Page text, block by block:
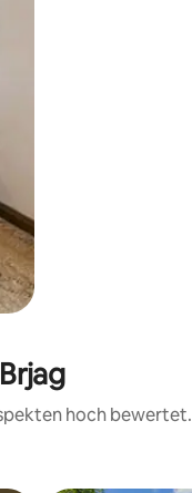
hoch bewertet.